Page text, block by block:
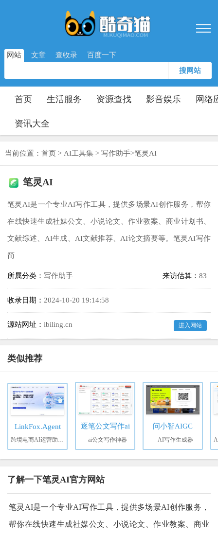
网站 文章 查收录 百度一下
搜网站
首页 生活服务 资源查找 影音娱乐 网络
资讯大全
当前位置： 首页 > AI工具集 > 写作助手>笔灵AI
笔灵AI
笔灵AI是一个专业AI写作工具，提供多场景AI创作服务，帮你
在线快速生成社媒公文、小说论文、作业教案、商业计划书、
文献综述、AI生成、AI文献推荐、AI论文摘要等。笔灵AI写作
简
所属分类： 写作助手 来访估算： 83
收录日期： 2024-10-20 19:14:58
源站网址： ibiling.cn 进入网站
类似推荐
LinkFox.Agent 逐笔公文写作ai
ai公文写作神器
问小智AIGC
AI写作生成器
了解一下笔灵AI官方网站
笔灵AI是一个专业AI写作工具，提供多场景AI创作服务，
帮你在线快速生成社媒公文、小说论文、作业教案、商业